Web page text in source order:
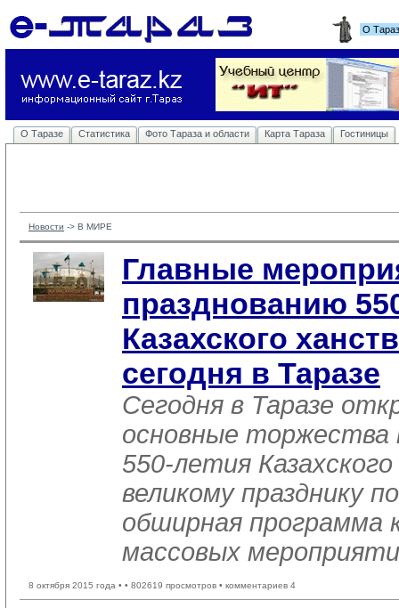
О
О Таразе Статистика Фото Тараза и области Карта Тараза Гостиницы
Новости -> В МИРЕ
Главные
празднованию
Казахского
сегодня в Таразе
Сегодня в Таразе
основные торжества
550-летия
великому празднику
обширная программа
массовых
8 октября 2015 года • • 802619 просмотров • комментариев 4